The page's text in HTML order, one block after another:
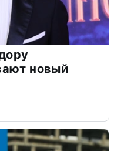
новый